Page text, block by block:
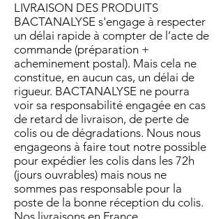
LIVRAISON DES PRODUITS
BACTANALYSE s'engage à respecter
un délai rapide à compter de l’acte de
commande (préparation +
acheminement postal). Mais cela ne
constitue, en aucun cas, un délai de
rigueur. BACTANALYSE ne pourra
voir sa responsabilité engagée en cas
de retard de livraison, de perte de
colis ou de dégradations. Nous nous
engageons à faire tout notre possible
pour expédier les colis dans les 72h
(jours ouvrables) mais nous ne
sommes pas responsable pour la
poste de la bonne réception du colis.
Nos livraisons en France